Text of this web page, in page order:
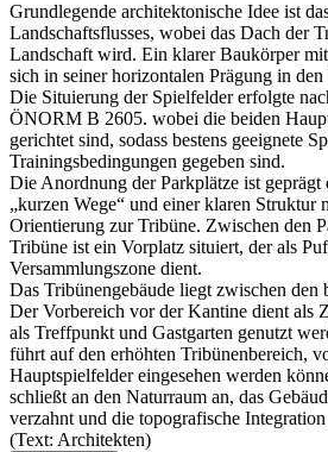
Grundlegende architektonische Idee ist
Landschaftsflusses, wobei das Dach der
Landschaft wird. Ein klarer Baukörper
sich in seiner horizontalen Prägung in
Die Situierung der Spielfelder erfolgte
ÖNORM B 2605. wobei die beiden
gerichtet sind, sodass bestens geeignete
Trainingsbedingungen gegeben sind.
Die Anordnung der Parkplätze ist geprägt
„kurzen Wege“ und einer klaren Struktur
Orientierung zur Tribüne. Zwischen den
Tribüne ist ein Vorplatz situiert, der als
Versammlungszone dient.
Das Tribünengebäude liegt zwischen den
Der Vorbereich vor der Kantine dient als
als Treffpunkt und Gastgarten genutzt
führt auf den erhöhten Tribünenbereich,
Hauptspielfelder eingesehen werden
schließt an den Naturraum an, das
verzahnt und die topografische
(Text: Architekten)